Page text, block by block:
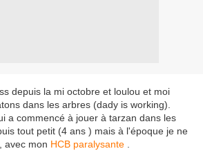
depuis la mi octobre et loulou et moi
dans les arbres (dady is working).
a commencé à jouer à tarzan dans les
tout petit (4 ans ) mais à l'époque je ne
avec mon HCB paralysante